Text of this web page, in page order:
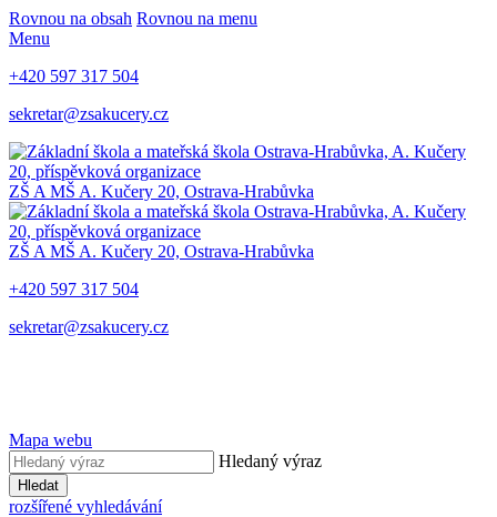
Rovnou na obsah Rovnou na menu
Menu
+420 597 317 504
sekretar@zsakucery.cz
ZŠ A MŠ A. Kučery 20, Ostrava-Hrabůvka
ZŠ A MŠ A. Kučery 20, Ostrava-Hrabůvka
+420 597 317 504
sekretar@zsakucery.cz
Mapa webu
Hledaný výraz
Hledat
rozšířené vyhledávání